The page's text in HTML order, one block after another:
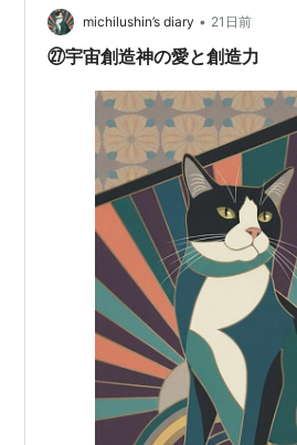
michilushin’s diary • 21日前
㉗宇宙創造神の愛と創造力